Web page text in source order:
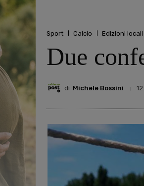
Sport Calcio Edizioni locali
Due
di Michele Bossini